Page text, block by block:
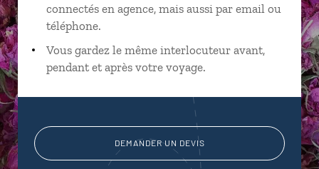
connectés en agence, mais aussi par email ou
téléphone.
Vous gardez le même interlocuteur avant,
pendant et après votre voyage.
DEMANDER UN DEVIS